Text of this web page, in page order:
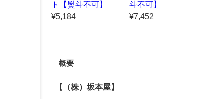
ト【熨斗不可】
¥5,184
斗不可】
¥7,452
概要
【（株）坂本屋】